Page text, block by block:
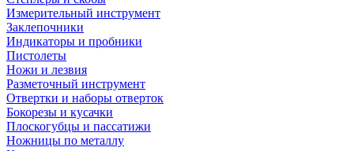
Измерительный инструмент
Заклепочники
Индикаторы и пробники
Пистолеты
Ножи и лезвия
Разметочный инструмент
Отвертки и наборы отверток
Бокорезы и кусачки
Плоскогубцы и пассатижи
Ножницы по металлу